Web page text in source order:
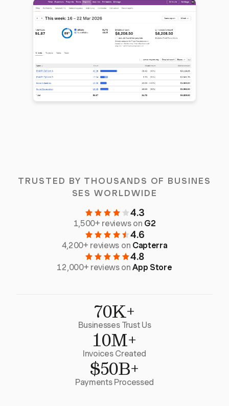
TRUSTED BY THOUSANDS OF BUSINES
SES WORLDWIDE
4.3
1,500+ reviews on G2
4.6
4,200+ reviews on Capterra
4.8
12,000+ reviews onApp Store
70K+
Businesses Trust Us
10M+
Invoices Created
$50B+
Payments Processed